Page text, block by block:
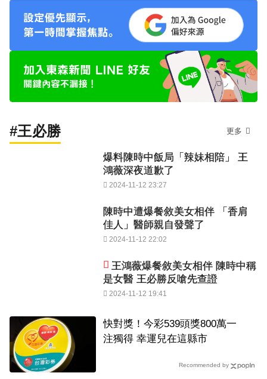
#王必勝 更多
爆料陳時中飯局「辣妹相陪」 王
鴻薇深夜道歉了
2024-11-12 23:27
陳時中遭爆餐敘美女相伴 「香肩
佳人」醫師親自發聲了
2024-11-12 22:02
王鴻薇爆餐敘美女相伴 陳時中稱
是女醫 王必勝反嗆先查證
2024-11-12 19:41
快對獎！今彩539頭獎800萬一
注獨得 幸運兒在這縣市
Recommended by